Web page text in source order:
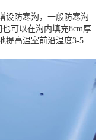
设防寒沟，一般防寒沟
可以在沟内填充8cm厚
高温室前沿温度3-5